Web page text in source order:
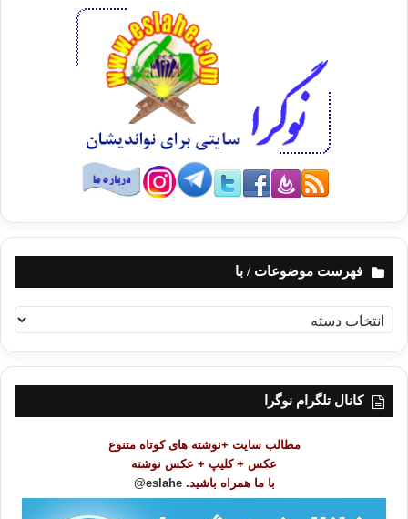
فهرست موضوعات / با
ه
ر
کانال تلگرام نوگرا
مطالب سایت +نوشته های کوتاه متنوع
عکس + کلیپ + عکس نوشته
با ما همراه باشید. eslahe@